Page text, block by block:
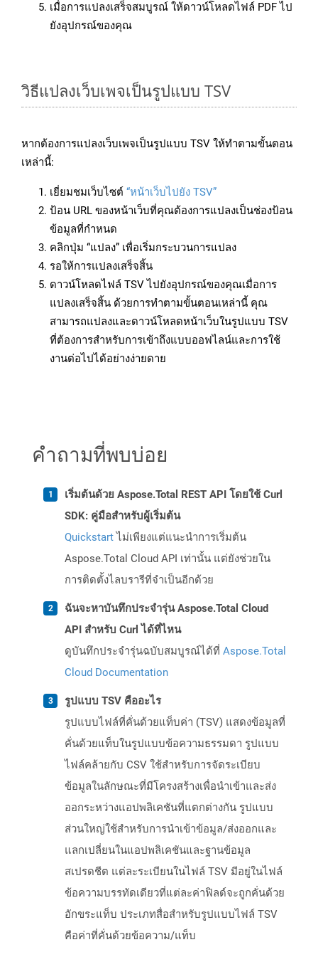
เมื่อการแปลงเสร็จสมบูรณ์ ให้ดาวน์โหลดไฟล์ PDF ไป
ยังอุปกรณ์ของคุณ
วิธีแปลงเว็บเพจเป็นรูปแบบ TSV
หากต้องการแปลงเว็บเพจเป็นรูปแบบ TSV ให้ทำตามขั้นตอน
เหล่านี้:
เยี่ยมชมเว็บไซต์ “หน้าเว็บไปยัง TSV”
ป้อน URL ของหน้าเว็บที่คุณต้องการแปลงเป็นช่องป้อน
ข้อมูลที่กำหนด
คลิกปุ่ม “แปลง” เพื่อเริ่มกระบวนการแปลง
รอให้การแปลงเสร็จสิ้น
ดาวน์โหลดไฟล์ TSV ไปยังอุปกรณ์ของคุณเมื่อการ
แปลงเสร็จสิ้น ด้วยการทำตามขั้นตอนเหล่านี้ คุณ
สามารถแปลงและดาวน์โหลดหน้าเว็บในรูปแบบ TSV
ที่ต้องการสำหรับการเข้าถึงแบบออฟไลน์และการใช้
งานต่อไปได้อย่างง่ายดาย
คำถามที่พบบ่อย
เริ่มต้นด้วย Aspose.Total REST API โดยใช้ Curl
SDK: คู่มือสำหรับผู้เริ่มต้น
Quickstartไม่เพียงแต่แนะนำการเริ่มต้น
Aspose.Total Cloud API เท่านั้น แต่ยังช่วยใน
การติดตั้งไลบรารีที่จำเป็นอีกด้วย
ฉันจะหาบันทึกประจำรุ่น Aspose.Total Cloud
API สำหรับ Curl ได้ที่ไหน
ดูบันทึกประจำรุ่นฉบับสมบูรณ์ได้ที่ Aspose.Total
Cloud Documentation
รูปแบบ TSV คืออะไร
รูปแบบไฟล์ที่คั่นด้วยแท็บค่า (TSV) แสดงข้อมูลที่
คั่นด้วยแท็บในรูปแบบข้อความธรรมดา รูปแบบ
ไฟล์คล้ายกับ CSV ใช้สำหรับการจัดระเบียบ
ข้อมูลในลักษณะที่มีโครงสร้างเพื่อนำเข้าและส่ง
ออกระหว่างแอปพลิเคชันที่แตกต่างกัน รูปแบบ
ส่วนใหญ่ใช้สำหรับการนำเข้าข้อมูล/ส่งออกและ
แลกเปลี่ยนในแอปพลิเคชันและฐานข้อมูล
สเปรดชีต แต่ละระเบียนในไฟล์ TSV มีอยู่ในไฟล์
ข้อความบรรทัดเดียวที่แต่ละค่าฟิลด์จะถูกคั่นด้วย
อักขระแท็บ ประเภทสื่อสำหรับรูปแบบไฟล์ TSV
คือค่าที่คั่นด้วยข้อความ/แท็บ